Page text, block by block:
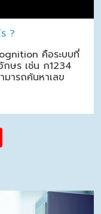
?
คือระบบที่
กษร เช่น ก1234
มารถค้นหาเลข